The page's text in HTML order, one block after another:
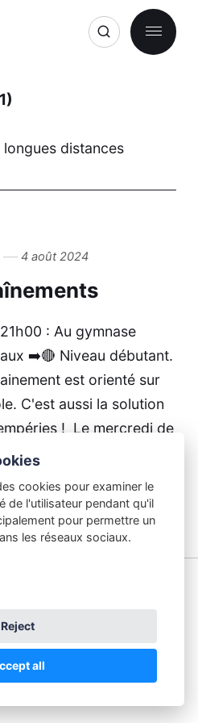
distances
4 août 2024
: Au gymnase
➡️🔴 Niveau débutant.
est orienté sur
C'est aussi la solution
! ​ Le mercredi de
2024-2025
cookies pour examiner le
de l'utilisateur pendant qu'il
pour permettre un
les réseaux sociaux.
Reject
all